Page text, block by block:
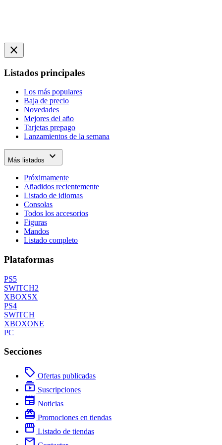
close
Listados principales
Los más populares
Baja de precio
Novedades
Mejores del año
Tarjetas prepago
Lanzamientos de la semana
Más listados expand_more
Próximamente
Añadidos recientemente
Listado de idiomas
Consolas
Todos los accesorios
Figuras
Mandos
Listado completo
Plataformas
PS5
SWITCH2
XBOXSX
PS4
SWITCH
XBOXONE
PC
Secciones
local_offer Ofertas publicadas
subscriptions Suscripciones
newspaper Noticias
redeem Promociones en tiendas
storefront Listado de tiendas
mail